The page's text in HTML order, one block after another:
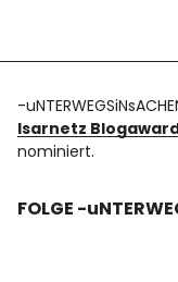
-
Isarnetz
nominiert.
FOLGE -